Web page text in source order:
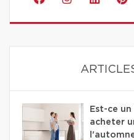
Est-ce
acheter